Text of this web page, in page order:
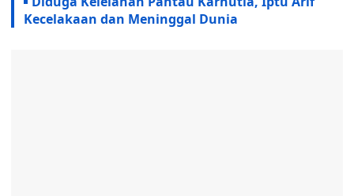
Kecelakaan dan Meninggal Dunia